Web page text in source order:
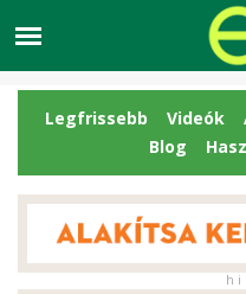
Legfrissebb Videók
Blog
h i